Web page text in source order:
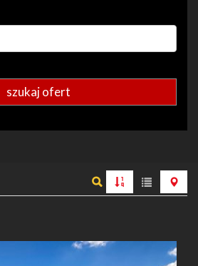
szukaj ofert